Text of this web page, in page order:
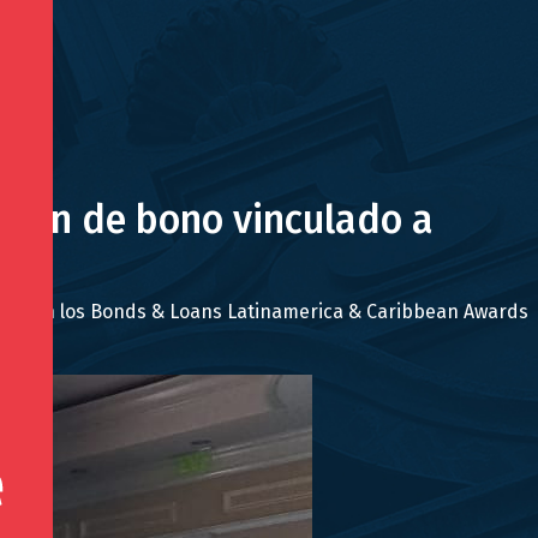
de bono vinculado a
en los Bonds & Loans Latinamerica & Caribbean Awards